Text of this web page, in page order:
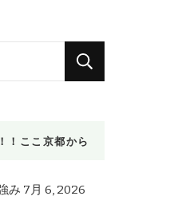
！ここ京都から
み 7月 6, 2026